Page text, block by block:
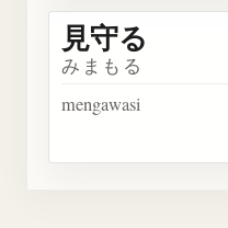
見守る
みまもる
mengawasi